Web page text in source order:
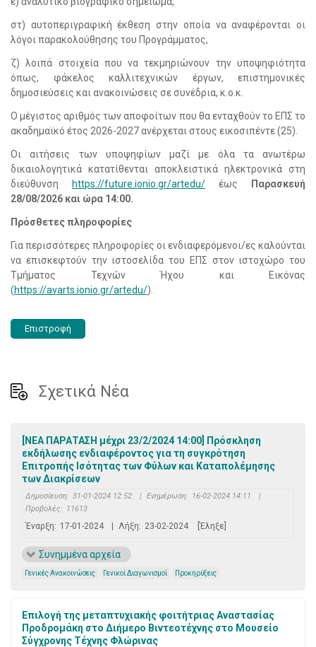
στ) αυτοπεριγραφική έκθεση στην οποία να αναφέρονται οι
λόγοι παρακολούθησης του Προγράμματος,
ζ) λοιπά στοιχεία που να τεκμηριώνουν την υποψηφιότητα
όπως, φάκελος καλλιτεχνικών έργων, επιστημονικές
δημοσιεύσεις και ανακοινώσεις σε συνέδρια, κ.ο.κ.
Ο μέγιστος αριθμός των αποφοίτων που θα ενταχθούν το ΕΠΣ το
ακαδημαϊκό έτος 2026-2027 ανέρχεται στους εικοσιπέντε (25).
Οι αιτήσεις των υποψηφίων μαζί με όλα τα ανωτέρω
δικαιολογητικά κατατίθενται αποκλειστικά ηλεκτρονικά στη
διεύθυνση
https://future ionio gr/artedu/ έως
Παρασκευή
28/08/2026 και ώρα 14:00.
Πρόσθετες πληροφορίες
Για περισσότερες πληροφορίες οι ενδιαφερόμενοι/ες καλούνται
να επισκεφτούν την ιστοσελίδα του ΕΠΣ στον ιστοχώρο του
Τμήματος Τεχνών Ήχου και Εικόνας
(https://avarts ionio gr/artedu/).
Επιστροφή
Σχετικά Νέα
[ΝΕΑ ΠΑΡΑΤΑΣΗ μέχρι 23/2/2024 14:00] Πρόσκληση
εκδήλωσης ενδιαφέροντος για τη συγκρότηση
Επιτροπής Ισότητας των Φύλων και Καταπολέμησης
των Διακρίσεων
Δημοσίευση: 31-01-2024 12:52 | Ενημέρωση: 16-02-2024 14:11
|
Προβολές: 11613
Έναρξη: 17-01-2024 | Λήξη: 23-02-2024 [Έληξε]
Συνημμένα αρχεία
Γενικές Ανακοινώσεις Γενικοί Διαγωνισμοί Προκηρύξεις
Επιλογή της μεταπτυχιακής φοιτήτριας Αναστασίας
Προδρομάκη στο Διήμερο Βιντεοτέχνης στο Μουσείο
Σύγχρονης Τέχνης Φλώρινας